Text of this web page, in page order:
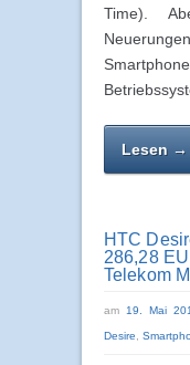
Time).
Lesen →
HTC
286,28
Telekom
am 19. Mai
Desire